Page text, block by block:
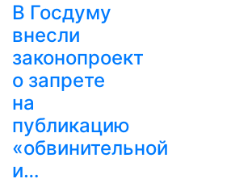
В Госдуму
внесли
законопроект
о запрете
на
публикацию
«обвинительной
и…